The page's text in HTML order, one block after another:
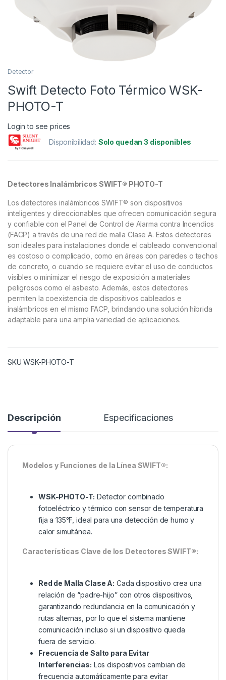
Detector
Swift Detecto Foto Térmico WSK-
PHOTO-T
Login to see prices
Disponibilidad: Solo quedan 3 disponibles
Detectores Inalámbricos SWIFT® PHOTO-T
Los detectores inalámbricos SWIFT® son dispositivos
inteligentes y direccionables que ofrecen comunicación segura
y confiable con el Panel de Control de Alarma contra Incendios
(FACP) a través de una red de malla Clase A. Estos detectores
son ideales para instalaciones donde el cableado convencional
es costoso o complicado, como en áreas con paredes o techos
de concreto, o cuando se requiere evitar el uso de conductos
visibles o minimizar el riesgo de exposición a materiales
peligrosos como el asbesto. Además, estos detectores
permiten la coexistencia de dispositivos cableados e
inalámbricos en el mismo FACP, brindando una solución híbrida
adaptable para una amplia variedad de aplicaciones.
SKU WSK-PHOTO-T
Descripción Especificaciones
Modelos y Funciones de la Línea SWIFT®:
WSK-PHOTO-T: Detector combinado
fotoeléctrico y térmico con sensor de temperatura
fija a 135°F, ideal para una detección de humo y
calor simultánea.
Características Clave de los Detectores SWIFT®:
Red de Malla Clase A: Cada dispositivo crea una
relación de “padre-hijo” con otros dispositivos,
garantizando redundancia en la comunicación y
rutas alternas, por lo que el sistema mantiene
comunicación incluso si un dispositivo queda
fuera de servicio.
Frecuencia de Salto para Evitar
Interferencias: Los dispositivos cambian de
frecuencia automáticamente para evitar